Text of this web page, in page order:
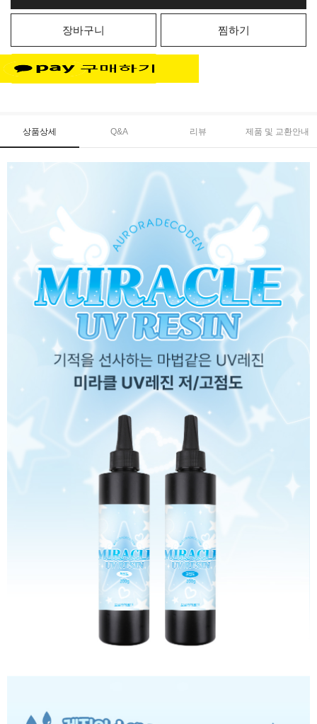
장바구니 찜하기
상품상세 Q&A 리뷰 제품 및 교환안내